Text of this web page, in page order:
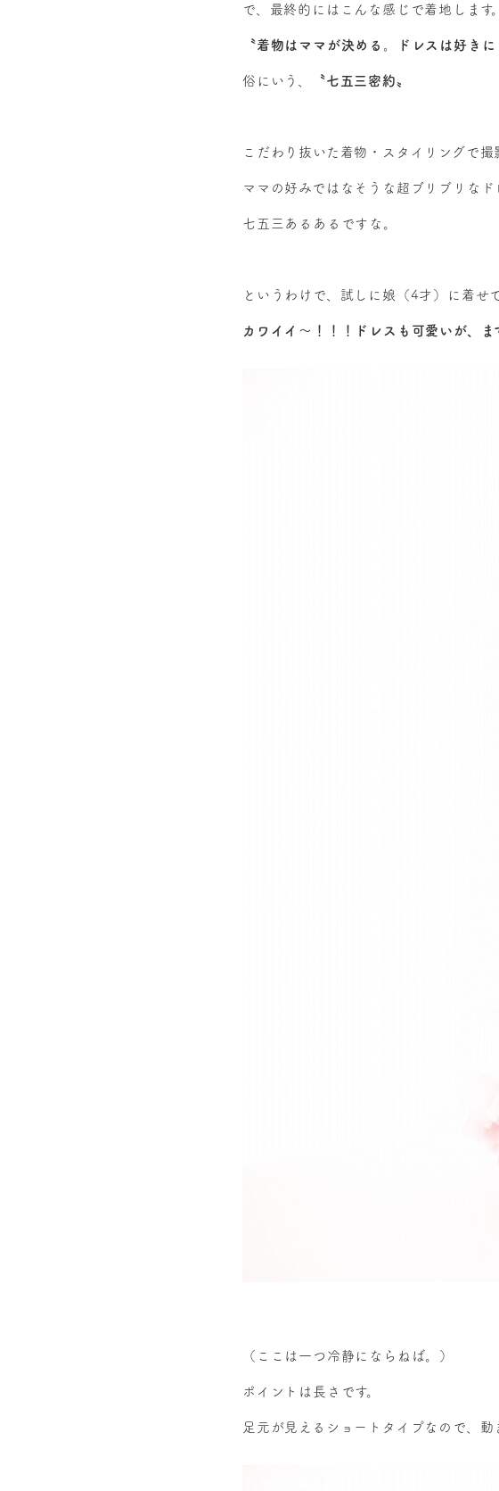
で、最終的にはこんな感じで着地します。
〝着物はママが決める。ドレスは好きに
俗にいう、 〝七五三密約〟
こだわり抜いた着物・スタイリングで撮
ママの好みではなそうな超ブリブリなド
七五三あるあるですな。
というわけで、試しに娘（4才）に着せ
カワイイ～！！！ドレスも可愛いが、ま
（ここは一つ冷静にならねば。）
ポイントは長さです。
足元が見えるショートタイプなので、動